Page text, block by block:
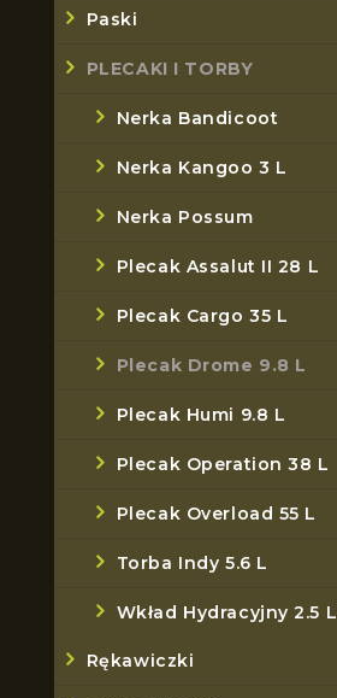
Paski
PLECAKI I TORBY
Nerka Bandicoot
Nerka Kangoo 3 L
Nerka Possum
Plecak Assalut II 28 L
Plecak Cargo 35 L
Plecak Drome 9.8 L
Plecak Humi 9.8 L
Plecak Operation 38 L
Plecak Overload 55 L
Torba Indy 5.6 L
Wkład Hydracyjny 2.5 L
Rękawiczki